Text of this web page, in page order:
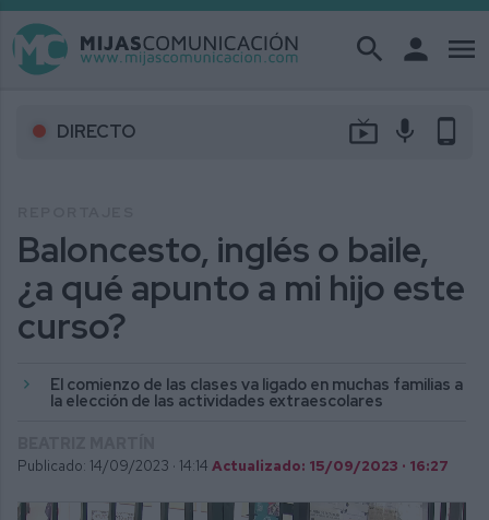
search person menu
DIRECTO live_tv mic phone_android
Baloncesto, inglés o baile,
¿a qué apunto a mi hijo este
curso?
El comienzo de las clases va ligado en muchas familias a
la elección de las actividades extraescolares
Publicado: 14/09/2023 · 14:14 Actualizado: 15/09/2023 · 16:27